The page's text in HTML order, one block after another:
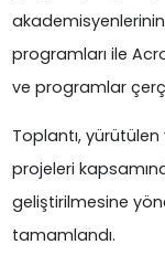
programları ile
ve programlar
Toplantı, yürütülen
projeleri
geliştirilmesine
tamamlandı.